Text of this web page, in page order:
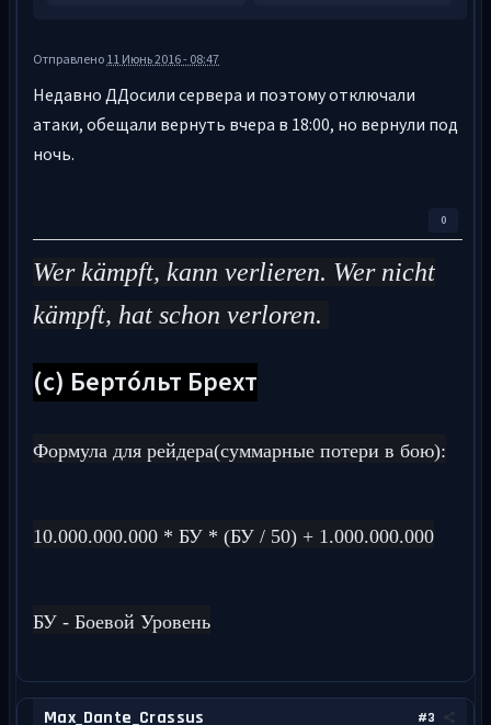
Отправлено11 Июнь 2016 - 08:47
Недавно ДДосили сервера и поэтому отключали
атаки, обещали вернуть вчера в 18:00, но вернули под
ночь.
0
Wer kämpft, kann verlieren. Wer nicht
kämpft, hat schon verloren.
(с) Берто́льт Брехт
Формула для рейдера(суммарные потери в бою):
10.000.000.000 * БУ * (БУ / 50) + 1.000.000.000
БУ - Боевой Уровень
#3
Max_Dante_Crassus